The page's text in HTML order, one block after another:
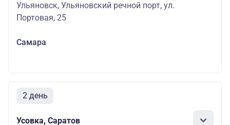
Ульяновск, Ульяновский речной порт, ул.
Портовая, 25
Самара
2 день
Усовка, Саратов